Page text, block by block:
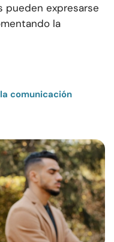
pueden expresarse
la
comunicación